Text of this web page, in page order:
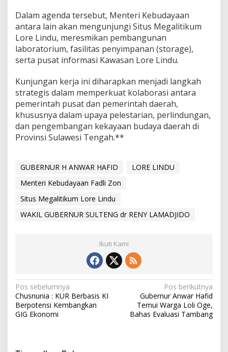
Dalam agenda tersebut, Menteri Kebudayaan
antara lain akan mengunjungi Situs Megalitikum
Lore Lindu, meresmikan pembangunan
laboratorium, fasilitas penyimpanan (storage),
serta pusat informasi Kawasan Lore Lindu.
Kunjungan kerja ini diharapkan menjadi langkah
strategis dalam memperkuat kolaborasi antara
pemerintah pusat dan pemerintah daerah,
khususnya dalam upaya pelestarian, perlindungan,
dan pengembangan kekayaan budaya daerah di
Provinsi Sulawesi Tengah.**
GUBERNUR H ANWAR HAFID
LORE LINDU
Menteri Kebudayaan Fadli Zon
Situs Megalitikum Lore Lindu
WAKIL GUBERNUR SULTENG dr RENY LAMADJIDO
Ikuti Kami
Navigasi
pos
Pos sebelumnya
Chusnunia : KUR Berbasis KI
Berpotensi Kembangkan
GIG Ekonomi
Pos berikutnya
Gubernur Anwar Hafid
Temui Warga Loli Oge,
Bahas Evaluasi Tambang